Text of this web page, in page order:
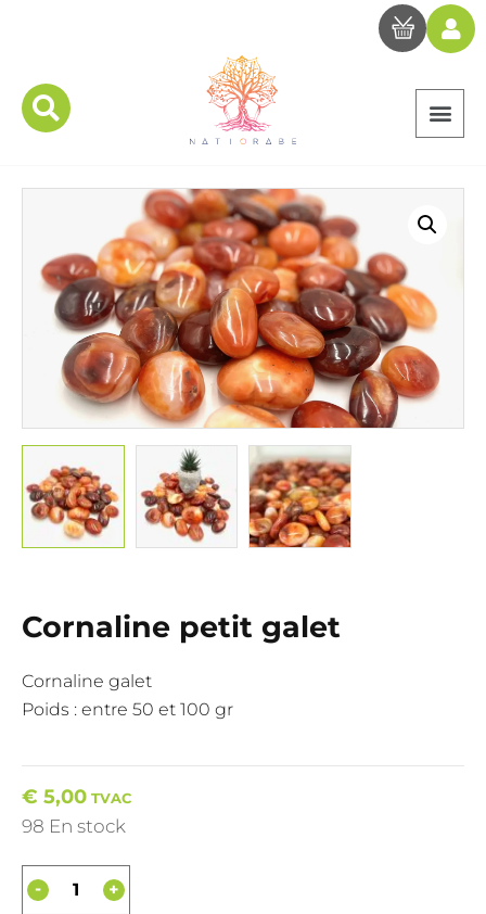
Cornaline petit galet
Cornaline galet
Poids : entre 50 et 100 gr
€ 5,00 TVAC
98 En stock
+
-